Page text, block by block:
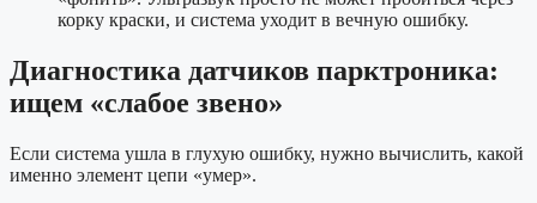
корку краски, и система уходит в вечную ошибку.
Диагностика датчиков парктроника:
ищем «слабое звено»
Если система ушла в глухую ошибку, нужно вычислить, какой
именно элемент цепи «умер».